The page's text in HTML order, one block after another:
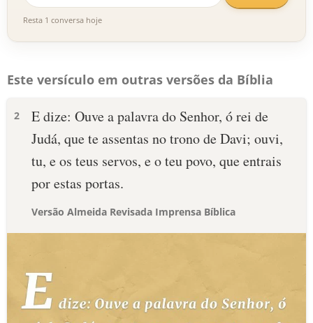
Resta 1 conversa hoje
Este versículo em outras versões da Bíblia
2
E dize: Ouve a palavra do Senhor, ó rei de
Judá, que te assentas no trono de Davi; ouvi,
tu, e os teus servos, e o teu povo, que entrais
por estas portas.
Versão Almeida Revisada Imprensa Bíblica